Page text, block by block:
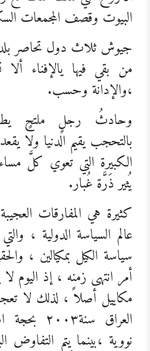
البيوت وقصف المجمعات
جيوش ثلاث دول تحاصر
من بقي فيها يالإفناء
،والإدانة وحسب.
وحادثُ رجلٍ ملتحٍ
بالتحجب يقيم الدنيا ولا
الكبيرة التي تعوي كلَّ
يُثير ذَرَّة غُبار.
كثيرة هي المفارقات
عالم السياسة الدولية ،
سياسة الكيل بمكيالين ،
أمر انتهى زمنه ، إذ اليوم
مكاييل أصلاً ، لذلك لا
العراق
نووية ،بينما يتم